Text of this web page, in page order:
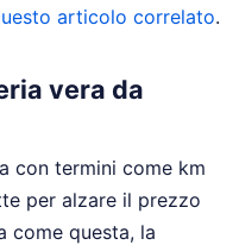
articolo correlato.
vera da
con termini come km
per alzare il prezzo
come questa, la